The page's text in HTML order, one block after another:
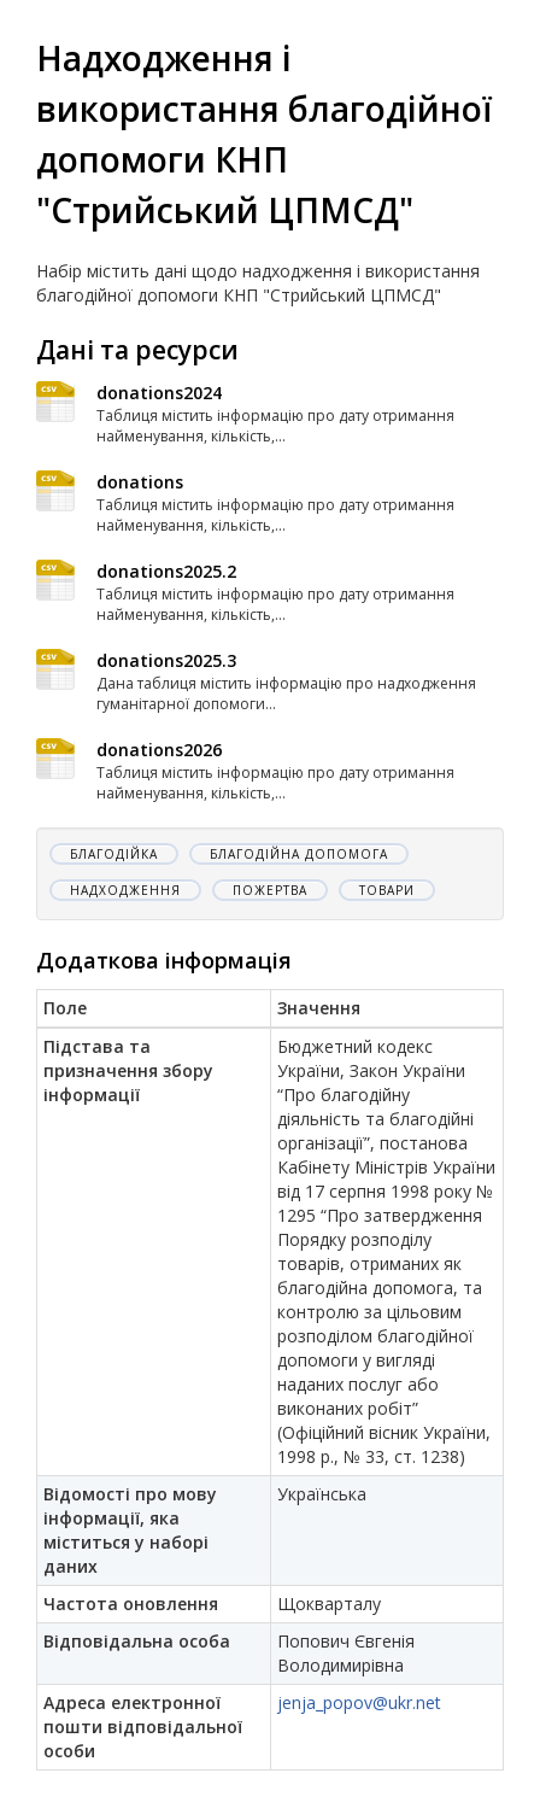
Надходження і
використання благодійної
допомоги КНП
"Стрийський ЦПМСД"
Набір містить дані щодо надходження і використання
благодійної допомоги КНП "Стрийський ЦПМСД"
Дані та ресурси
donations2024
Таблиця містить інформацію про дату отримання
найменування, кількість,...
donations
Таблиця містить інформацію про дату отримання
найменування, кількість,...
donations2025.2
Таблиця містить інформацію про дату отримання
найменування, кількість,...
donations2025.3
Дана таблиця містить інформацію про надходження
гуманітарної допомоги...
donations2026
Таблиця містить інформацію про дату отримання
найменування, кількість,...
БЛАГОДІЙКА БЛАГОДІЙНА ДОПОМОГА
НАДХОДЖЕННЯ ПОЖЕРТВА ТОВАРИ
Додаткова інформація
Поле
Значення
Підстава та
призначення збору
інформації
Бюджетний кодекс
України, Закон України
“Про благодійну
діяльність та благодійні
організації”, постанова
Кабінету Міністрів України
від 17 серпня 1998 року №
1295 “Про затвердження
Порядку розподілу
товарів, отриманих як
благодійна допомога, та
контролю за цільовим
розподілом благодійної
допомоги у вигляді
наданих послуг або
виконаних робіт”
(Офіційний вісник України,
1998 р., № 33, ст. 1238)
Відомості про мову
інформації, яка
міститься у наборі
даних
Українська
Частота оновлення
Щокварталу
Відповідальна особа
Попович Євгенія
Володимирівна
Адреса електронної
пошти відповідальної
особи
jenja_popov@ukr.net